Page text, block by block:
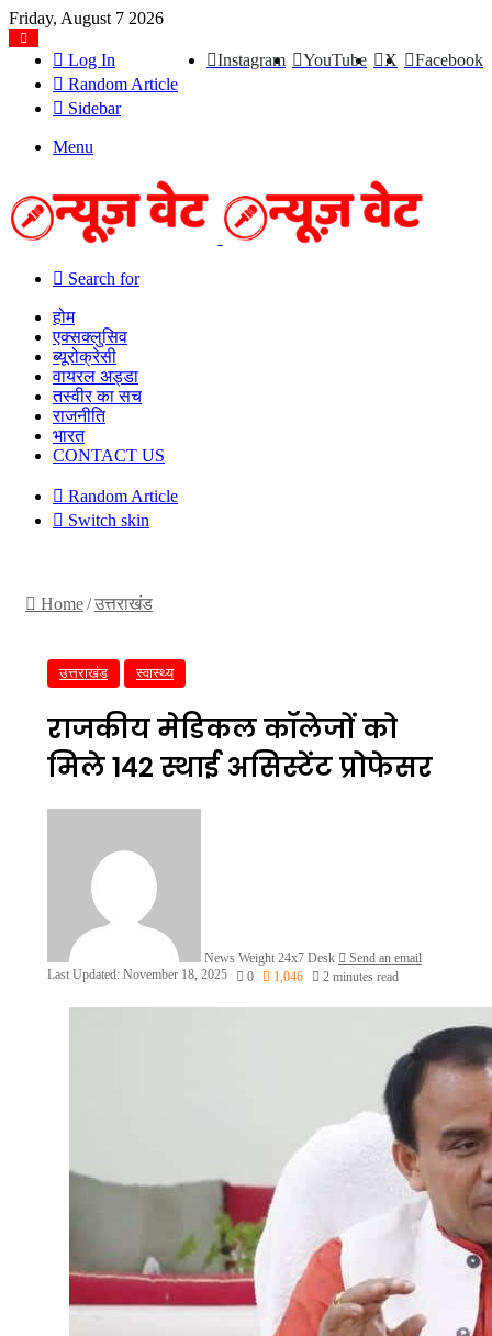
Friday, August 7 2026
Facebook
X
YouTube
Instagram
Log In
Random Article
Sidebar
Menu
Search for
होम
एक्सक्लुसिव
ब्यूरोक्रेसी
वायरल अड्डा
तस्वीर का सच
राजनीति
भारत
CONTACT US
Random Article
Switch skin
Home/उत्तराखंड
उत्तराखंड स्वास्थ्य
राजकीय मेडिकल कॉलेजों को
मिले 142 स्थाई असिस्टेंट प्रोफेसर
News Weight 24x7 Desk
Send an email
Last Updated: November 18, 2025
0 1,046 2 minutes read